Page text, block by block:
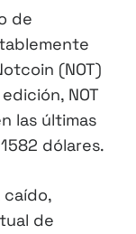
de
(NOT)
NOT
las últimas
dólares.
caído,
de